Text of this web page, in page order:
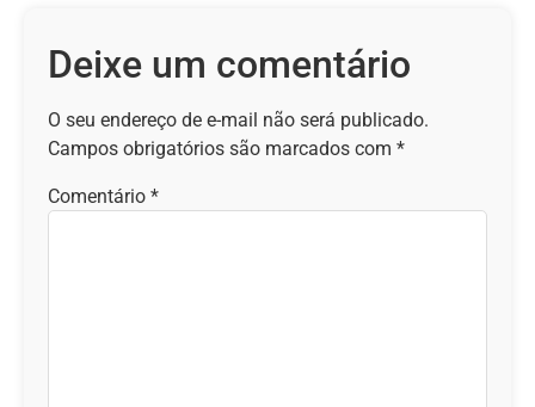
Deixe um comentário
O seu endereço de e-mail não será publicado.
Campos obrigatórios são marcados com *
Comentário *